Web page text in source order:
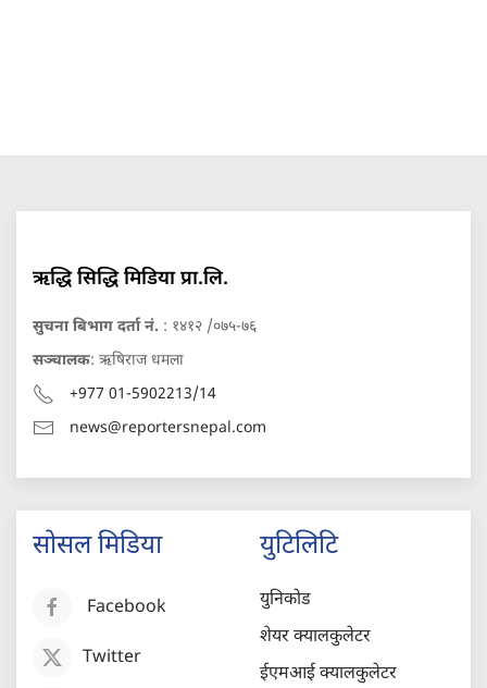
ऋद्धि सिद्धि मिडिया प्रा.लि.
सुचना बिभाग दर्ता नं. : १४१२ /०७५-७६
सञ्चालक: ऋषिराज धमला
+977 01-5902213/14
news@reportersnepal.com
सोसल मिडिया
Facebook
Twitter
युटिलिटि
युनिकोड
शेयर क्यालकुलेटर
ईएमआई क्यालकुलेटर